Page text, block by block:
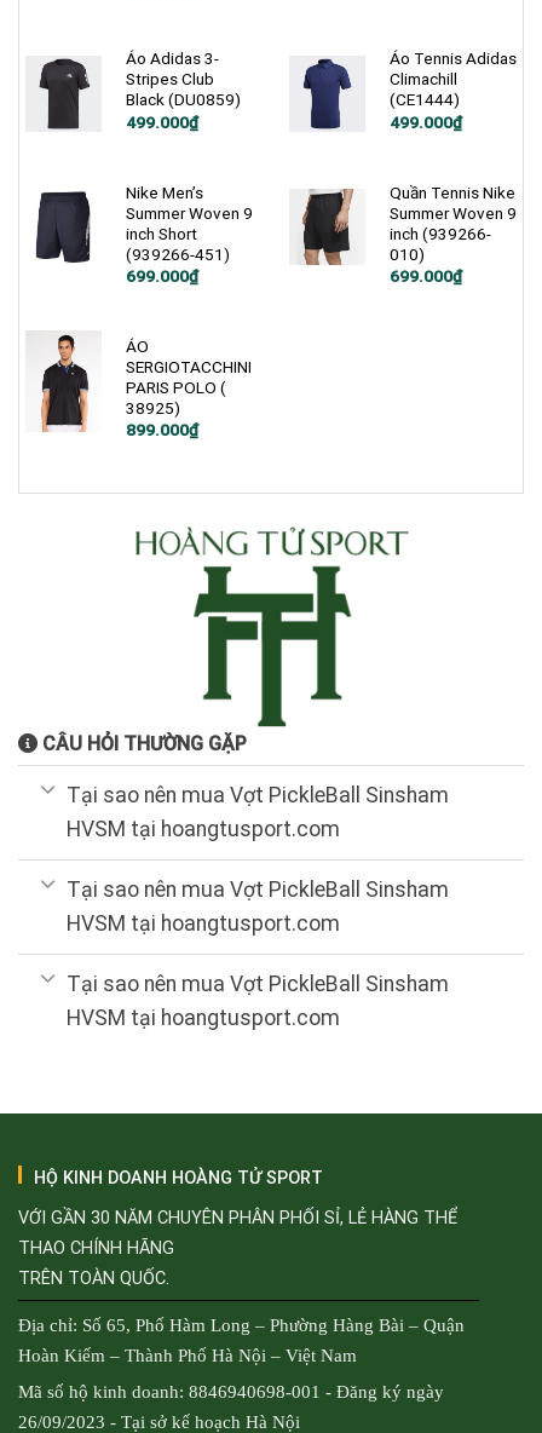
399.000₫.
Áo Adidas 3-
Stripes Club
Black (DU0859)
Giá
499.000₫
Giá
499.000₫.
Áo Tennis Adidas
Climachill
(CE1444)
Giá
499.000₫
Giá
499.000₫.
Nike Men’s
Summer Woven 9
inch Short
(939266-451)
Giá
699.000₫
Giá
699.000₫.
Quần Tennis Nike
Summer Woven 9
inch (939266-
010)
Giá
699.000₫
Giá
ÁO
SERGIOTACCHINI
PARIS POLO (
38925)
899.000₫
CÂU HỎI THƯỜNG GẶP
Tại sao nên mua Vợt PickleBall Sinsham
HVSM tại hoangtusport.com
Tại sao nên mua Vợt PickleBall Sinsham
HVSM tại hoangtusport.com
Tại sao nên mua Vợt PickleBall Sinsham
HVSM tại hoangtusport.com
HỘ KINH DOANH HOÀNG TỬ SPORT
VỚI GẦN 30 NĂM CHUYÊN PHÂN PHỐI SỈ, LẺ HÀNG THỂ
THAO CHÍNH HÃNG
TRÊN TOÀN QUỐC.
Địa chỉ: Số 65, Phố Hàm Long – Phường Hàng Bài – Quận
Hoàn Kiếm – Thành Phố Hà Nội – Việt Nam
Mã số hộ kinh doanh: 8846940698-001 - Đăng ký ngày
26/09/2023 - Tại sở kế hoạch Hà Nội